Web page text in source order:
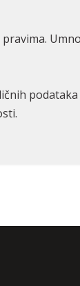
podataka